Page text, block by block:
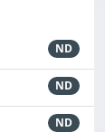
ND
ND
ND